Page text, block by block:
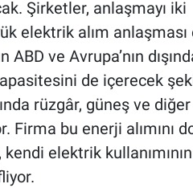
Şirketler, anlaşmayı iki
elektrik alım anlaşması
ve Avrupa’nın
de içerecek
rüzgâr, güneş ve diğer
Firma bu enerji alımını
elektrik